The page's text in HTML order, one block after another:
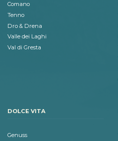
Comano
Tenno
Dro & Drena
Valle dei Laghi
Val di Gresta
DOLCE VITA
Genuss